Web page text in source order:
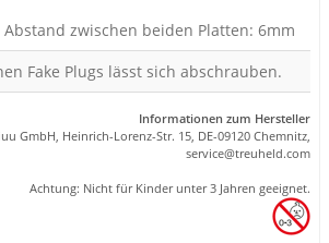
Abstand zwischen beiden Platten: 6mm
Fake Plugs lässt sich abschrauben.
Informationen zum Hersteller
GmbH, Heinrich-Lorenz-Str. 15, DE-09120 Chemnitz,
service@treuheld.com
Achtung: Nicht für Kinder unter 3 Jahren geeignet.